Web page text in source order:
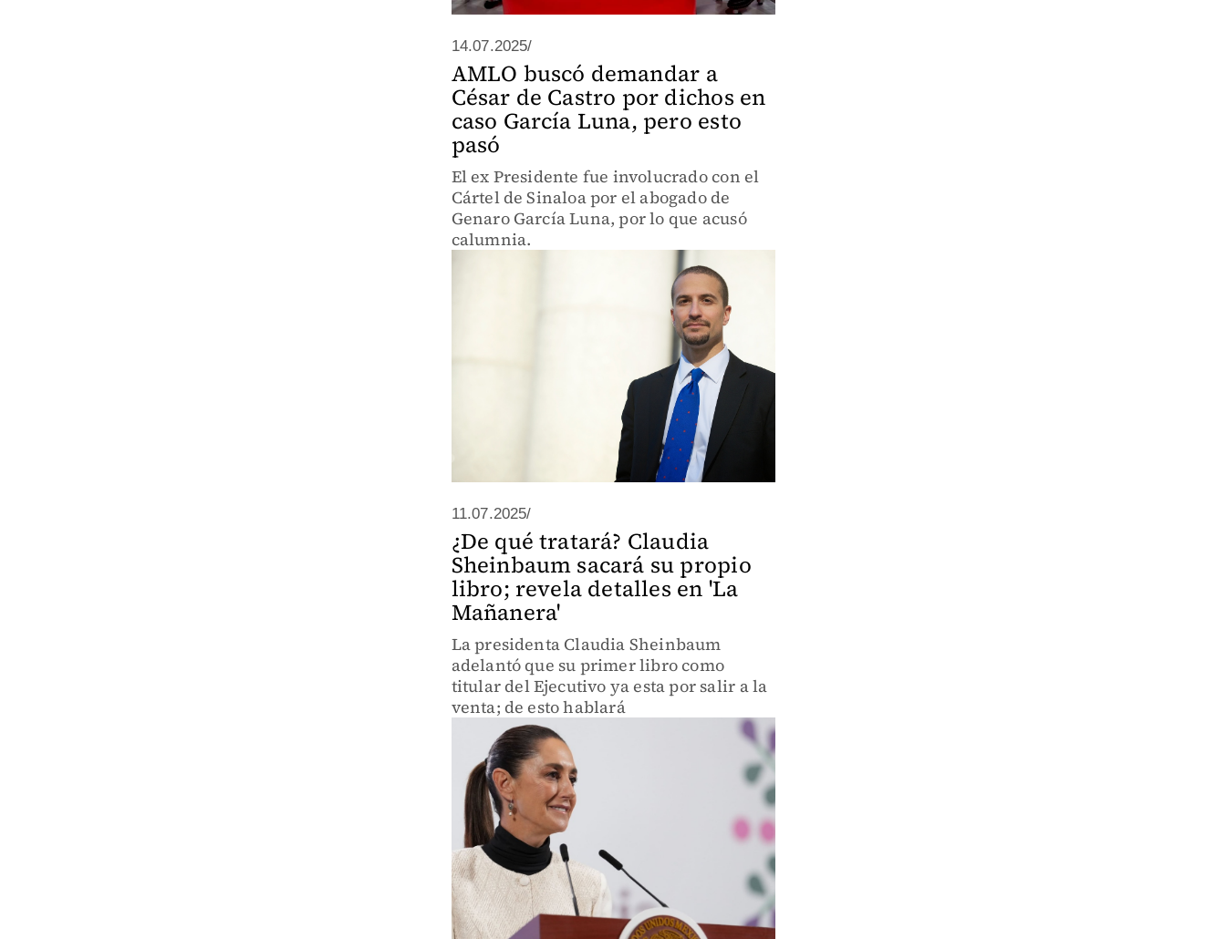
14.07.2025/
AMLO buscó demandar a
César de Castro por dichos en
caso García Luna, pero esto
pasó
El ex Presidente fue involucrado con el
Cártel de Sinaloa por el abogado de
Genaro García Luna, por lo que acusó
calumnia.
11.07.2025/
¿De qué tratará? Claudia
Sheinbaum sacará su propio
libro; revela detalles en 'La
Mañanera'
La presidenta Claudia Sheinbaum
adelantó que su primer libro como
titular del Ejecutivo ya esta por salir a la
venta; de esto hablará